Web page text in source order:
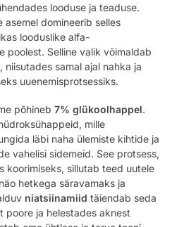
looduse ja teaduse.
domineerib selles
looduslike alfa-
poolest. Selline valik võimaldab
samal ajal nahka ja
uuenemisprotsessiks.
põhineb 7% glükoolhappel.
mille
läbi naha ülemiste kihtide ja
vahelisi sidemeid. See protsess,
koorimiseks, sillutab teed uutele
hetkega säravamaks ja
niatsiinamiid täiendab seda
poore ja helestades aknest